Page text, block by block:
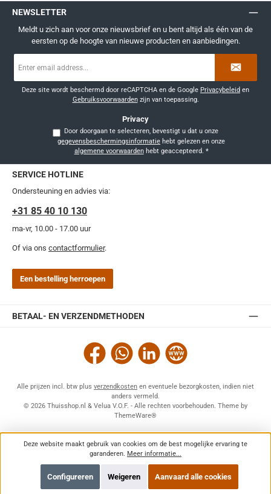
NEWSLETTER
Meldt u zich aan voor onze nieuwsbrief en u bent altijd als één van de
eersten op de hoogte van nieuwe producten en aanbiedingen.
mailadres
Deze site wordt beschermd door reCAPTCHA en de Google Privacybeleid en
Gebruiksvoorwaardenzijn van toepassing.
Privacy
Door doorgaan te selecteren, bevestigt u dat u onze
gegevensbeschermingsinformatie
algemene voorwaardenhebt geaccepteerd. *
SERVICE HOTLINE
Ondersteuning en advies via:
+31 85 40 10 130
ma-vr, 10.00 - 17.00 uur
Of via ons contactformulier.
Een bestelling herroepen
BETAAL- EN VERZENDMETHODEN
Facebook WhatsAppLinkedIn Website
Alle prijzen incl. btw plus verzendkosten en eventuele bezorgkosten, indien niet
anders vermeld.
© 2026 Thuisshop.nl & Velua V.O.F. - Alle rechten voorbehouden. Theme by
ThemeWare®
Deze website maakt gebruik van cookies om de best mogelijke ervaring te
garanderen. Meer informatie...
Weigeren
Configureren Aanvaard alle cookies